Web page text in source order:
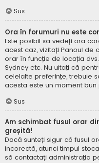
Sus
Ora în forumuri nu este
Este posibil să vedeți ora
acest caz, vizitați Panoul de
orar în funcție de locația
Sydney etc. Nu uitați că
celelalte preferințe, trebuie
acesta este un moment
Sus
Am schimbat fusul orar
greșită!
Dacă sunteți sigur că fusul
incorectă, atunci timpul
să contactați administrația